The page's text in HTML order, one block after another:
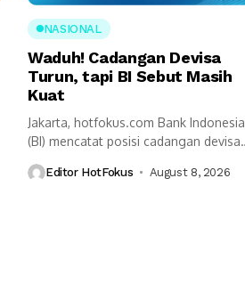
NASIONAL
Waduh! Cadangan Devisa
Turun, tapi BI Sebut Masih
Kuat
Jakarta, hotfokus.com Bank Indonesia
(BI) mencatat posisi cadangan devisa
Editor HotFokus August 8, 2026